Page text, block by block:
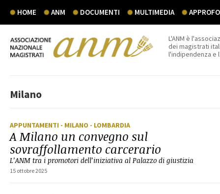
HOME ANM DOCUMENTI MULTIMEDIA
L'ANM è
dei magistrati
l'indipendenza e
Milano
APPUNTAMENTI - MILANO - LOMBARDIA
A Milano un convegno sul
sovraffollamento carcerario
L’ANM tra i promotori dell’iniziativa al Palazzo di giustizia
15 ottobre 2025